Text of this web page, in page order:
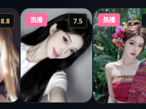
8.8 热播 7.5 热播